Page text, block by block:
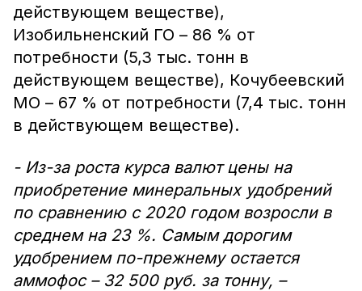
действующем веществе),
Изобильненский ГО – 86 % от
потребности (5,3 тыс. тонн в
действующем веществе), Кочубеевский
МО – 67 % от потребности (7,4 тыс. тонн
в действующем веществе).
- Из-за роста курса валют цены на
приобретение минеральных удобрений
по сравнению с 2020 годом возросли в
среднем на 23 %. Самым дорогим
удобрением по-прежнему остается
аммофос – 32 500 руб. за тонну, –